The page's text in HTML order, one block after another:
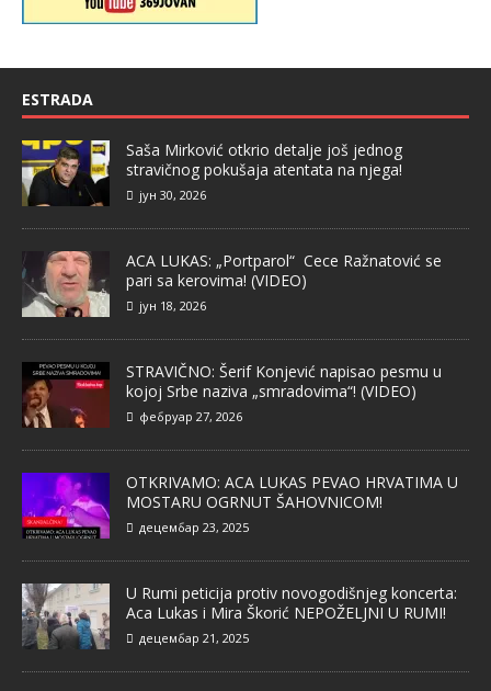
ESTRADA
Saša Mirković otkrio detalje još jednog
stravičnog pokušaja atentata na njega!
јун 30, 2026
ACA LUKAS: „Portparol“ Cece Ražnatović se
pari sa kerovima! (VIDEO)
јун 18, 2026
STRAVIČNO: Šerif Konjević napisao pesmu u
kojoj Srbe naziva „smradovima“! (VIDEO)
фебруар 27, 2026
OTKRIVAMO: ACA LUKAS PEVAO HRVATIMA U
MOSTARU OGRNUT ŠAHOVNICOM!
децембар 23, 2025
U Rumi peticija protiv novogodišnjeg koncerta:
Aca Lukas i Mira Škorić NEPOŽELJNI U RUMI!
децембар 21, 2025